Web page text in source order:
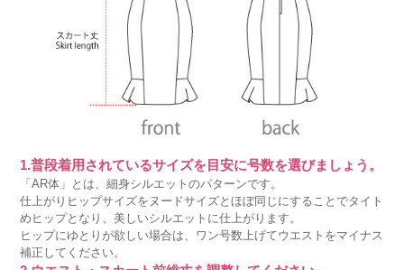
1.普段着用されているサイズを目安に号数を選びましょう。
「AR体」とは、細身シルエットのパターンです。
仕上がりヒップサイズをヌードサイズとほぼ同じにすることでタイト
めヒップとなり、美しいシルエットに仕上がります。
ヒップにゆとりが欲しい場合は、ワン号数上げてウエストをマイナス
補正してください。